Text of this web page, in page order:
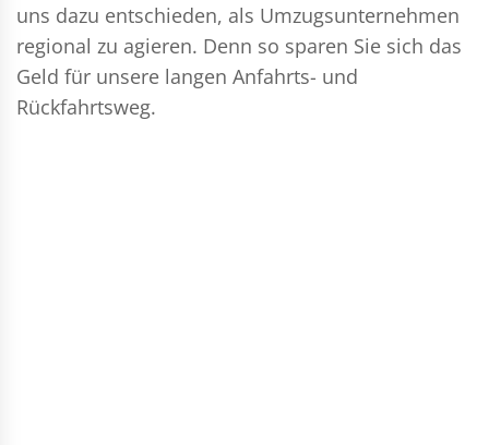
uns dazu entschieden, als Umzugsunternehmen
regional zu agieren. Denn so sparen Sie sich das
Geld für unsere langen Anfahrts- und
Rückfahrtsweg.